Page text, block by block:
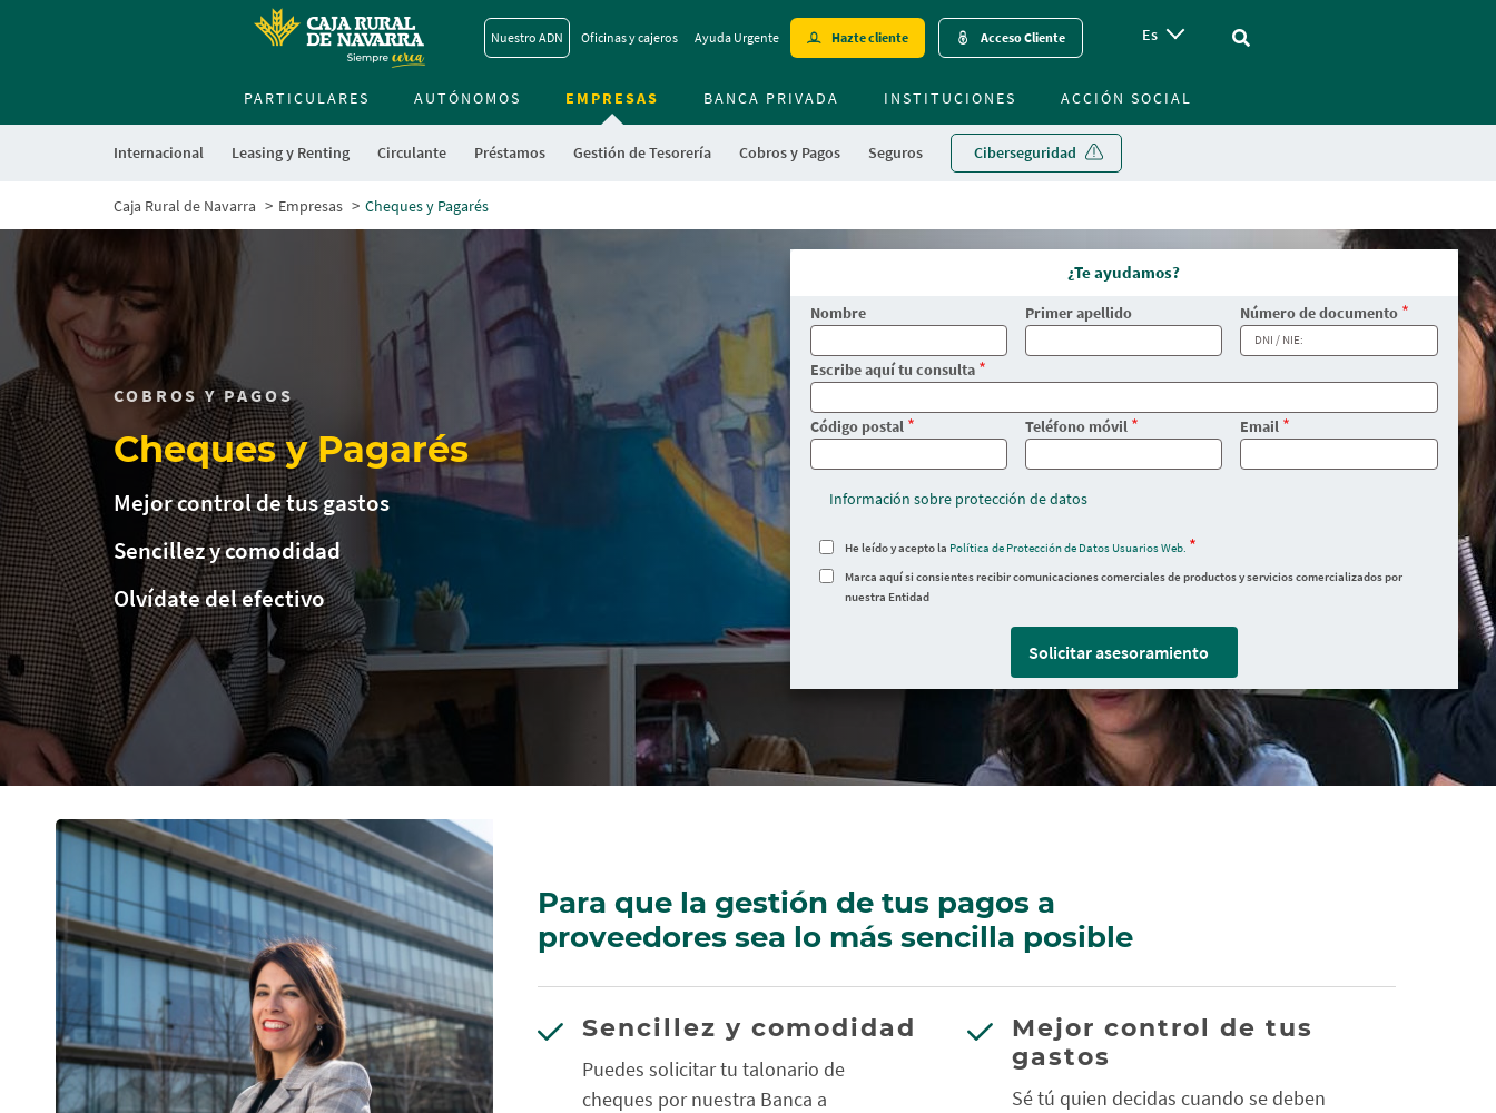
to
contentt
Nuestro ADN Oficinas y cajeros Ayuda Urgente Hazte cliente Acceso Cliente Es Vinculo - Buscar en la web
PARTICULARES AUTÓNOMOS EMPRESAS
Internacional Leasing y Renting Circulante Préstamos Gestión de Tesorería Cobros y Pagos Seguros Ciberseguridad
BANCA PRIVADA INSTITUCIONES ACCIÓN SOCIAL
Caja Rural de Navarra Empresas Cheques y Pagarés
COBROS Y PAGOS
Cheques y Pagarés
Mejor control de tus gastos
Sencillez y comodidad
Olvídate del efectivo
¿Te ayudamos?
Nombre Primer apellido Número de documento
Escribe aquí tu consulta
Código postal Teléfono móvil Email
Información sobre protección de datos
He leído y acepto la Política de Protección de Datos Usuarios Web.
Marca aquí si consientes recibir comunicaciones comerciales de productos y servicios comercializados por
nuestra Entidad
Solicitar asesoramiento
Para que la gestión de tus pagos a
proveedores sea lo más sencilla posible
Sencillez y comodidad
Puedes solicitar tu talonario de
cheques por nuestra Banca a
Mejor control de tus
gastos
Sé tú quien decidas cuando se deben